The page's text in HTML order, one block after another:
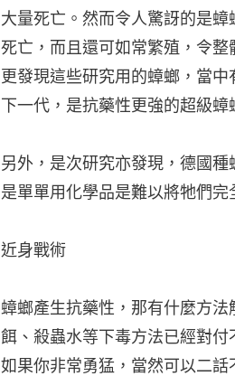
大量死亡。然而令人驚訝的是
死亡，而且還可如常繁殖，令
更發現這些研究用的蟑螂，當
下一代，是抗藥性更強的超級蟑
另外，是次研究亦發現，德國
是單單用化學品是難以將牠們完
近身戰術
蟑螂產生抗藥性，那有什麼方
餌、殺蟲水等下毒方法已經對付
如果你非常勇猛，當然可以二